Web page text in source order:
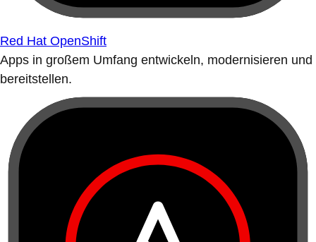
Red Hat OpenShift
Apps in großem Umfang entwickeln, modernisieren und
bereitstellen.